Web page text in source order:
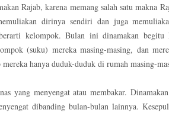
Rajab, karena memang salah satu makna
dirinya sendiri dan juga
kelompok. Bulan ini dinamakan
(suku) mereka masing-masing, dan
hanya duduk-duduk di rumah masing-
yang menyengat atau membakar.
dibanding bulan-bulan lainnya.